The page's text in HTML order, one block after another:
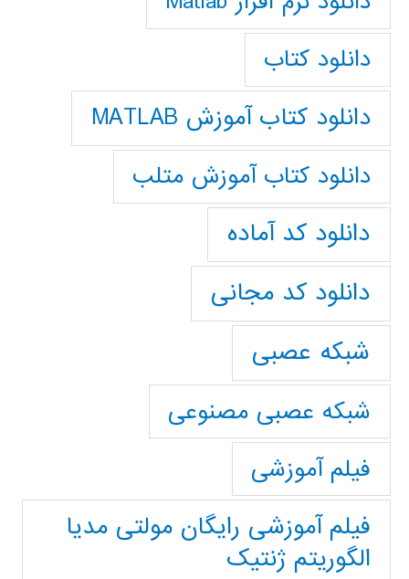
دانلود کتاب
دانلود کتاب آموزش MATLAB
دانلود کتاب آموزش متلب
دانلود کد آماده
دانلود کد مجانی
شبکه عصبی
شبکه عصبی مصنوعی
فیلم آموزشی
فیلم آموزشی رایگان مولتی مدیا
الگوریتم ژنتیک